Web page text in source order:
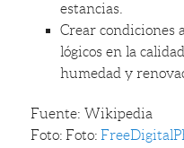
estancias.
Crear condiciones
lógicos en la
humedad y
Fuente: Wikipedia
Foto: Foto: